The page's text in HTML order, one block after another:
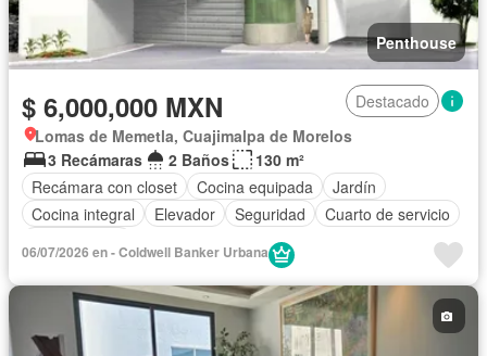
Penthouse
$ 6,000,000 MXN
Destacado
Lomas de Memetla, Cuajimalpa de Morelos
3 Recámaras
2 Baños
130 m²
Recámara con closet
Cocina equipada
Jardín
Cocina integral
Elevador Seguridad
Cuarto de servicio
06/07/2026 en - Coldwell Banker Urbana